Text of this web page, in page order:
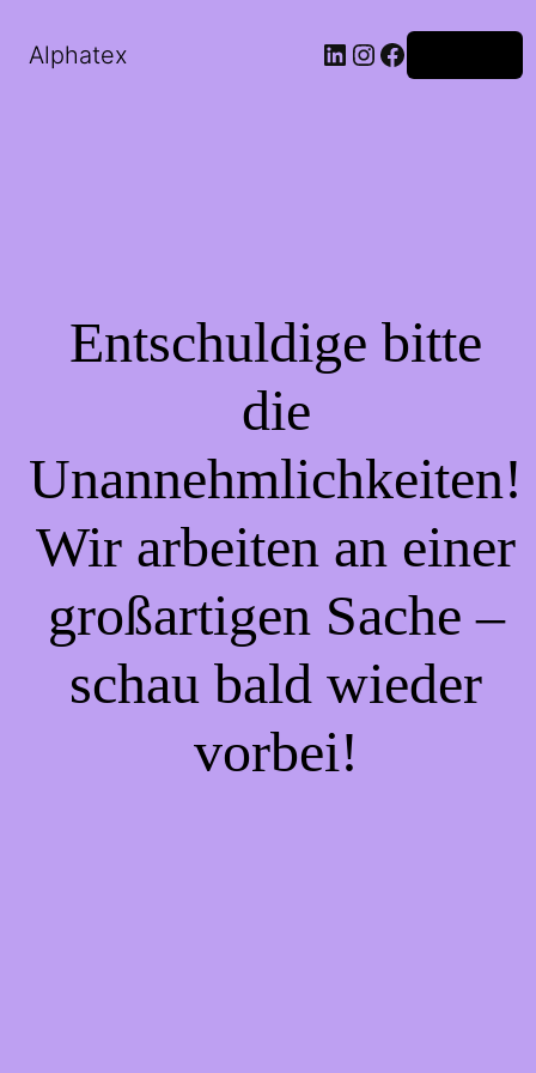
Alphatex
Entschuldige bitte
die
Unannehmlichkeiten!
Wir arbeiten an einer
großartigen Sache –
schau bald wieder
vorbei!